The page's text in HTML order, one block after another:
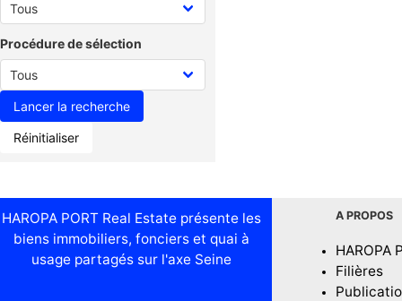
Procédure de sélection
Réinitialiser
HAROPA PORT Real Estate présente les
biens immobiliers, fonciers et quai à
usage partagés sur l'axe Seine
A PROPOS
HAROPA
Filières